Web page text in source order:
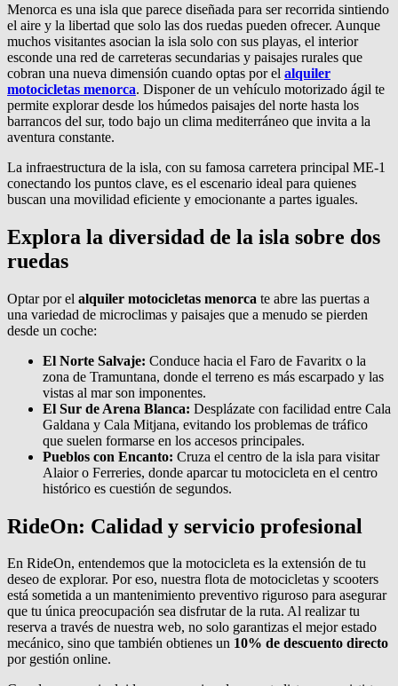
Menorca es una isla que parece diseñada para ser recorrida sintiendo
el aire y la libertad que solo las dos ruedas pueden ofrecer. Aunque
muchos visitantes asocian la isla solo con sus playas, el interior
esconde una red de carreteras secundarias y paisajes rurales que
cobran una nueva dimensión cuando optas por el alquiler
motocicletas menorca. Disponer de un vehículo motorizado ágil te
permite explorar desde los húmedos paisajes del norte hasta los
barrancos del sur, todo bajo un clima mediterráneo que invita a la
aventura constante.
La infraestructura de la isla, con su famosa carretera principal ME-1
conectando los puntos clave, es el escenario ideal para quienes
buscan una movilidad eficiente y emocionante a partes iguales.
Explora la diversidad de la isla sobre dos
ruedas
Optar por el alquiler motocicletas menorca te abre las puertas a
una variedad de microclimas y paisajes que a menudo se pierden
desde un coche:
El Norte Salvaje: Conduce hacia el Faro de Favaritx o la
zona de Tramuntana, donde el terreno es más escarpado y las
vistas al mar son imponentes.
El Sur de Arena Blanca: Desplázate con facilidad entre Cala
Galdana y Cala Mitjana, evitando los problemas de tráfico
que suelen formarse en los accesos principales.
Pueblos con Encanto: Cruza el centro de la isla para visitar
Alaior o Ferreries, donde aparcar tu motocicleta en el centro
histórico es cuestión de segundos.
RideOn: Calidad y servicio profesional
En RideOn, entendemos que la motocicleta es la extensión de tu
deseo de explorar. Por eso, nuestra flota de motocicletas y scooters
está sometida a un mantenimiento preventivo riguroso para asegurar
que tu única preocupación sea disfrutar de la ruta. Al realizar tu
reserva a través de nuestra web, no solo garantizas el mejor estado
mecánico, sino que también obtienes un 10% de descuento directo
por gestión online.